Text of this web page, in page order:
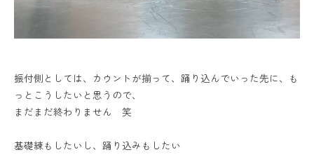
振付側としては、カウントが揃って、踊り込んでいった先に、も
っとこうしたいと思うので、
まだまだ終わりません 笑
基礎練もしたいし、踊り込みもしたい